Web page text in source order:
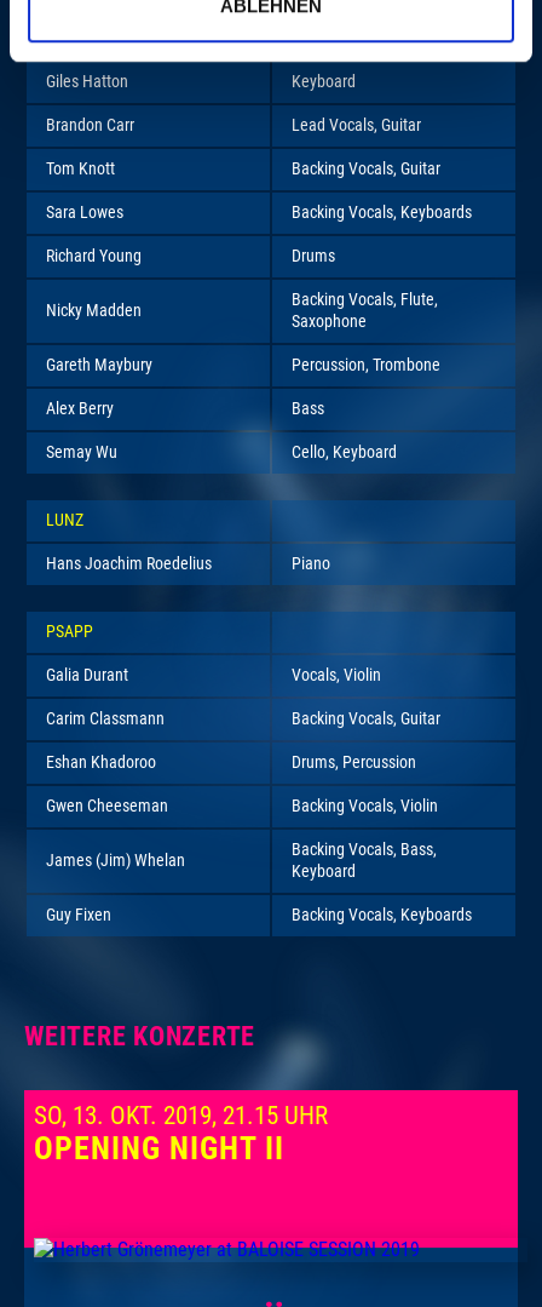
ABLEHNEN
Christian Madden Keyboard
Giles Hatton Keyboard
Brandon Carr Lead Vocals, Guitar
Tom Knott Backing Vocals, Guitar
Sara Lowes Backing Vocals, Keyboards
Richard Young Drums
Nicky Madden
Backing Vocals, Flute,
Saxophone
Gareth Maybury Percussion, Trombone
Alex Berry Bass
Semay Wu Cello, Keyboard
LUNZ
Hans Joachim Roedelius Piano
PSAPP
Galia Durant Vocals, Violin
Carim Classmann Backing Vocals, Guitar
Eshan Khadoroo Drums, Percussion
Gwen Cheeseman Backing Vocals, Violin
James (Jim) Whelan
Backing Vocals, Bass,
Keyboard
Guy Fixen Backing Vocals, Keyboards
WEITERE KONZERTE
SO, 13. OKT. 2019, 21.15 UHR
OPENING NIGHT II